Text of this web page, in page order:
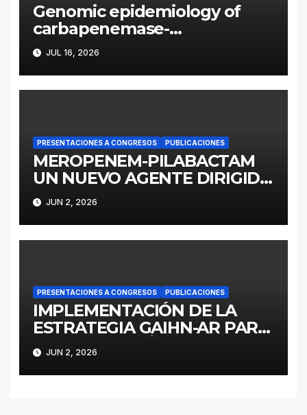
Genomic epidemiology of
carbapenemase-
producing Enterobacter
cloacae complex in
Argentina: a retrospective
JUL 16, 2026
PRESENTACIONES A CONGRESOS PUBLICACIONES
MEROPENEM-PILABACTAM
UN NUEVO AGENTE DIRIGIDO
A ENTEROBACTERALES
PRODUCTORES DE
SERINOCARBAPENEMASAS
JUN 2, 2026
PRESENTACIONES A CONGRESOS PUBLICACIONES
IMPLEMENTACIÓN DE LA
ESTRATEGIA GAIHN-AR PARA
LA CONTENCIÓN DE
ENTEROBACTERALES
PRODUCTORES DE
JUN 2, 2026